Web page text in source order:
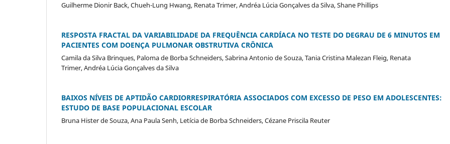
Guilherme Dionir Back, Chueh-Lung Hwang, Renata Trimer, Andréa Lúcia Gonçalves da Silva, Shane Phillips
RESPOSTA FRACTAL DA VARIABILIDADE DA FREQUÊNCIA CARDÍACA NO TESTE DO DEGRAU DE 6 MINUTOS EM
PACIENTES COM DOENÇA PULMONAR OBSTRUTIVA CRÔNICA
Camila da Silva Brinques, Paloma de Borba Schneiders, Sabrina Antonio de Souza, Tania Cristina Malezan Fleig, Renata
Trimer, Andréa Lúcia Gonçalves da Silva
BAIXOS NÍVEIS DE APTIDÃO CARDIORRESPIRATÓRIA ASSOCIADOS COM EXCESSO DE PESO EM ADOLESCENTES:
ESTUDO DE BASE POPULACIONAL ESCOLAR
Bruna Hister de Souza, Ana Paula Senh, Letícia de Borba Schneiders, Cézane Priscila Reuter